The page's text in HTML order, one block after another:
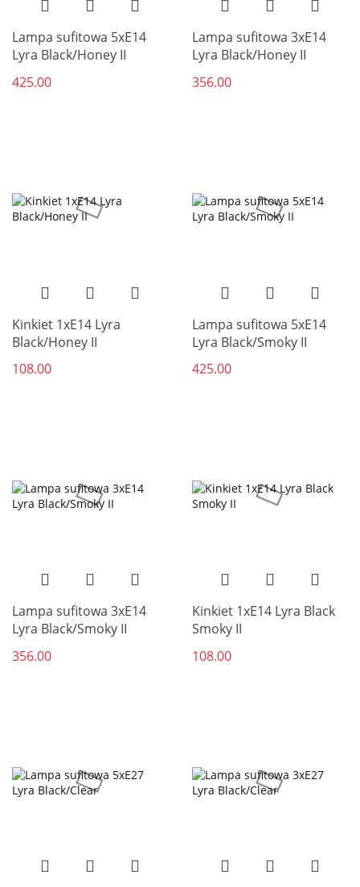
Lampa sufitowa 5xE14
Lyra Black/Honey II
425.00
Lampa sufitowa 3xE14
Lyra Black/Honey II
356.00
Kinkiet 1xE14 Lyra
Black/Honey II
108.00
Lampa sufitowa 5xE14
Lyra Black/Smoky II
425.00
Lampa sufitowa 3xE14
Lyra Black/Smoky II
356.00
Kinkiet 1xE14 Lyra Black
Smoky II
108.00